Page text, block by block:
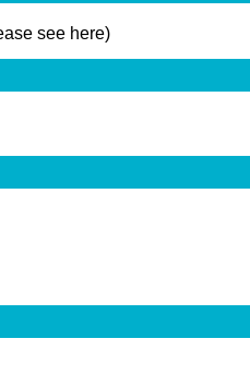
see here)